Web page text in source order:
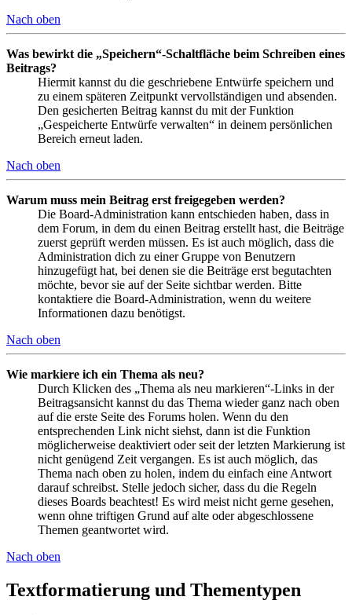
Nach oben
Was bewirkt die „Speichern“-Schaltfläche beim Schreiben eines
Beitrags?
Hiermit kannst du die geschriebene Entwürfe speichern und
zu einem späteren Zeitpunkt vervollständigen und absenden.
Den gesicherten Beitrag kannst du mit der Funktion
„Gespeicherte Entwürfe verwalten“ in deinem persönlichen
Bereich erneut laden.
Nach oben
Warum muss mein Beitrag erst freigegeben werden?
Die Board-Administration kann entschieden haben, dass in
dem Forum, in dem du einen Beitrag erstellt hast, die Beiträge
zuerst geprüft werden müssen. Es ist auch möglich, dass die
Administration dich zu einer Gruppe von Benutzern
hinzugefügt hat, bei denen sie die Beiträge erst begutachten
möchte, bevor sie auf der Seite sichtbar werden. Bitte
kontaktiere die Board-Administration, wenn du weitere
Informationen dazu benötigst.
Nach oben
Wie markiere ich ein Thema als neu?
Durch Klicken des „Thema als neu markieren“-Links in der
Beitragsansicht kannst du das Thema wieder ganz nach oben
auf die erste Seite des Forums holen. Wenn du den
entsprechenden Link nicht siehst, dann ist die Funktion
möglicherweise deaktiviert oder seit der letzten Markierung ist
nicht genügend Zeit vergangen. Es ist auch möglich, das
Thema nach oben zu holen, indem du einfach eine Antwort
darauf schreibst. Stelle jedoch sicher, dass du die Regeln
dieses Boards beachtest! Es wird meist nicht gerne gesehen,
wenn ohne triftigen Grund auf alte oder abgeschlossene
Themen geantwortet wird.
Nach oben
Textformatierung und Thementypen